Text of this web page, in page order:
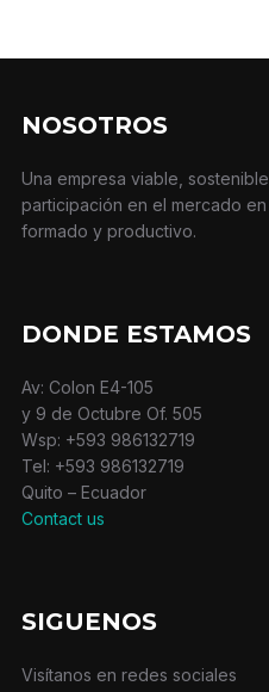
NOSOTROS
Una empresa viable,
participación en el mercado
formado y productivo.
DONDE ESTAMOS
Av: Colon E4-105
y 9 de Octubre Of. 505
Wsp: +593 986132719
Tel: +593 986132719
Quito – Ecuador
Contact us
SIGUENOS
Visítanos en redes sociales